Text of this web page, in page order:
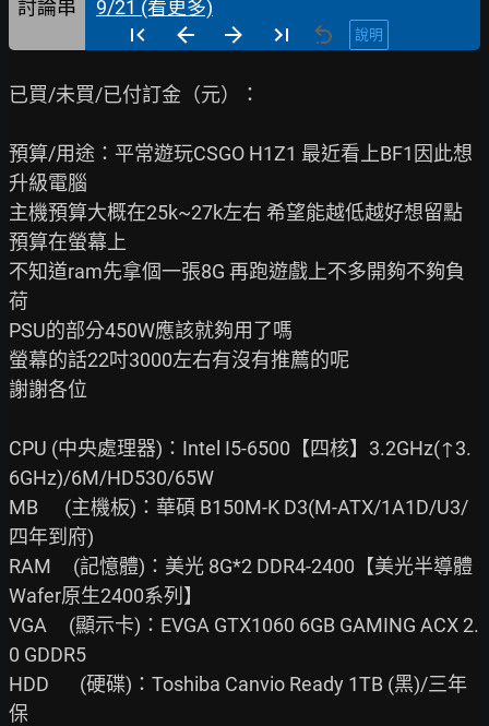
討論串 9/21 (看更多)
說明
已買/未買/已付訂金（元）：
預算/用途：平常遊玩CSGO H1Z1 最近看上BF1因此想
升級電腦
主機預算大概在25k~27k左右 希望能越低越好想留點
預算在螢幕上
不知道ram先拿個一張8G 再跑遊戲上不多開夠不夠負
荷
PSU的部分450W應該就夠用了嗎
螢幕的話22吋3000左右有沒有推薦的呢
謝謝各位
CPU (中央處理器)：Intel I5-6500【四核】3.2GHz(↑3.
6GHz)/6M/HD530/65W
MB      (主機板)：華碩 B150M-K D3(M-ATX/1A1D/U3/
四年到府)
RAM     (記憶體)：美光 8G*2 DDR4-2400【美光半導體
Wafer原生2400系列】
VGA     (顯示卡)：EVGA GTX1060 6GB GAMING ACX 2.
0 GDDR5
HDD       (硬碟)：Toshiba Canvio Ready 1TB (黑)/三年
保